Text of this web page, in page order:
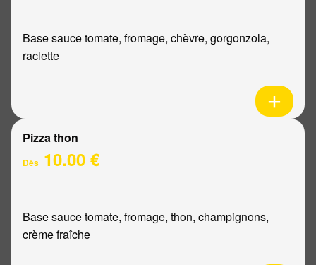
Base sauce tomate, fromage, chèvre, gorgonzola,
raclette
Pizza thon
Dès 10.00 €
Base sauce tomate, fromage, thon, champignons,
crème fraîche